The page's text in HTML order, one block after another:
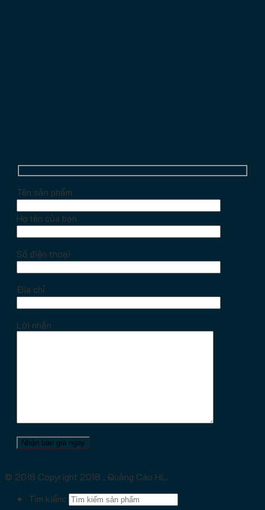
Tên sản phẩm
Họ tên của bạn
Số điện thoại
Địa chỉ
Lời nhắn
© 2018 Copyright 2018 . Quảng Cáo HL.
Tìm kiếm: